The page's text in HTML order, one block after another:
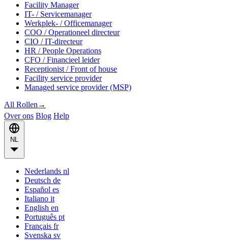
Facility Manager
IT- / Servicemanager
Werkplek- / Officemanager
COO / Operationeel directeur
CIO / IT-directeur
HR / People Operations
CFO / Financieel leider
Receptionist / Front of house
Facility service provider
Managed service provider (MSP)
All Rollen →
Over ons Blog Help
Nederlands nl
Deutsch de
Español es
Italiano it
English en
Português pt
Français fr
Svenska sv